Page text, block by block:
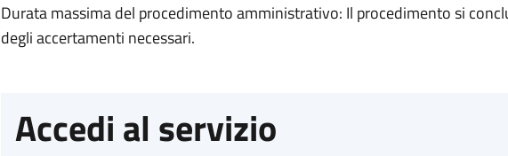
Durata massima del procedimento amministrativo: Il procedimento si
degli accertamenti necessari.
Accedi al servizio